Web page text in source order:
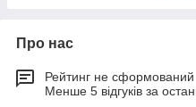
Про нас
Рейтинг не сформований
Менше 5 відгуків за